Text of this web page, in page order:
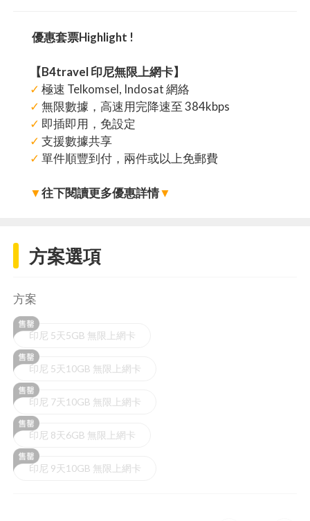
優惠套票Highlight !
【B4travel 印尼無限上網卡】
✓ 極速 Telkomsel, Indosat 網絡
✓ 無限數據，高速用完降速至 384kbps
✓ 即插即用，免設定
✓ 支援數據共享
✓ 單件順豐到付，兩件或以上免郵費
▼往下閱讀更多優惠詳情▼
方案選項
方案
印尼 5天5GB 無限上網卡
印尼 5天10GB 無限上網卡
印尼 7天10GB 無限上網卡
印尼 8天6GB 無限上網卡
印尼 9天10GB 無限上網卡